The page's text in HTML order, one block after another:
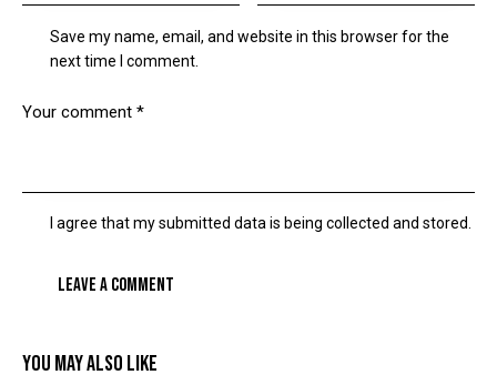
Save my name, email, and website in this browser for the
next time I comment.
I agree that my submitted data is being collected and stored.
YOU MAY ALSO LIKE